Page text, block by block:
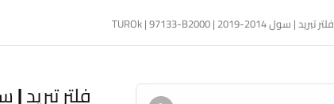
فلتر تبريد | سول 2014-2019 | TUROk | 97133-B2000